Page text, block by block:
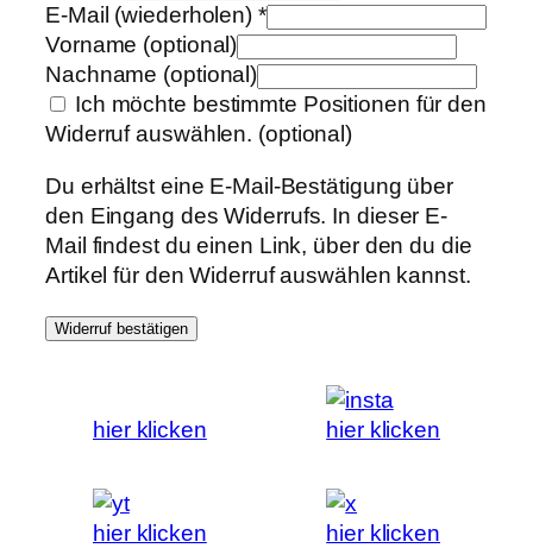
E-Mail (wiederholen) *
Vorname (optional)
Nachname (optional)
Ich möchte bestimmte Positionen für den
Widerruf auswählen. (optional)
Du erhältst eine E-Mail-Bestätigung über
den Eingang des Widerrufs. In dieser E-
Mail findest du einen Link, über den du die
Artikel für den Widerruf auswählen kannst.
Widerruf bestätigen
hier klicken hier klicken
hier klicken hier klicken